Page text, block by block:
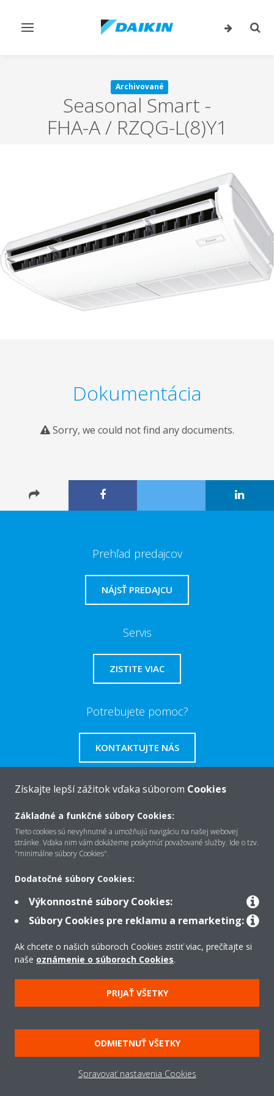
Prepnúť
Archivované
Seasonal Smart -
FHA-A / RZQG-L(8)Y1
Dokumentácia
Sorry, we could not find any documents.
Prehľad predajcov
NÁJSŤ PREDAJCU
Servis
ZISTITE VIAC
Potrebujete pomoc?
KONTAKTUJTE NÁS
O Daikin
Kontakt
Produkty
Copyright © Daikin
Právne oznámenie
Súbory cookie
Zásady ochrany údajov
Všeobecné obchodné podmienky
Získajte lepší zážitok vďaka súborom Cookies
Základné a funkčné súbory Cookies:
Tieto cookies sú nevyhnutné a umožňujú navigáciu na našej webovej
stránke. Vďaka nim vám dokážeme poskytnúť považované služby. Ide o tzv.
"minimálne súbory Cookies".
Dodatočné súbory Cookies:
Výkonnostné súbory Cookies:
Súbory Cookies pre reklamu a remarketing:
Ak chcete o našich súboroch Cookies zistiť viac, prečítajte si
naše oznámenie o súboroch Cookies.
PRIJAŤ VŠETKY
ODMIETNUŤ VŠETKY
Spravovať nastavenia Cookies